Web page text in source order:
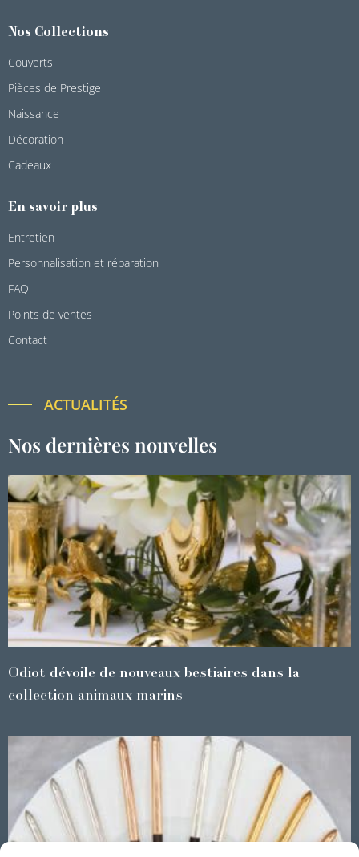
Nos Collections
Couverts
Pièces de Prestige
Naissance
Décoration
Cadeaux
En savoir plus
Entretien
Personnalisation et réparation
FAQ
Points de ventes
Contact
ACTUALITÉS
Nos dernières nouvelles
Odiot dévoile de nouveaux bestiaires dans la
collection animaux marins